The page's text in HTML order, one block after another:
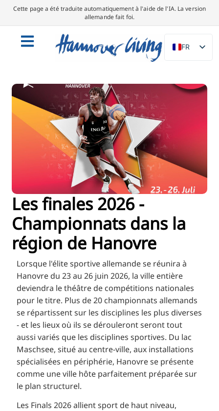
Cette page a été traduite automatiquement à l'aide de l'IA. La version
allemande fait foi.
FR
DE
NL
DA
PT
RU
KO
JA
UK
BG
Les finales 2026 -
Championnats dans la
région de Hanovre
Lorsque l'élite sportive allemande se réunira à
Hanovre du 23 au 26 juin 2026, la ville entière
deviendra le théâtre de compétitions nationales
pour le titre. Plus de 20 championnats allemands
se répartissent sur les disciplines les plus diverses
- et les lieux où ils se dérouleront seront tout
aussi variés que les disciplines sportives. Du lac
Maschsee, situé au centre-ville, aux installations
spécialisées en périphérie, Hanovre se présente
comme une ville hôte parfaitement préparée sur
le plan structurel.
Les Finals 2026 allient sport de haut niveau,